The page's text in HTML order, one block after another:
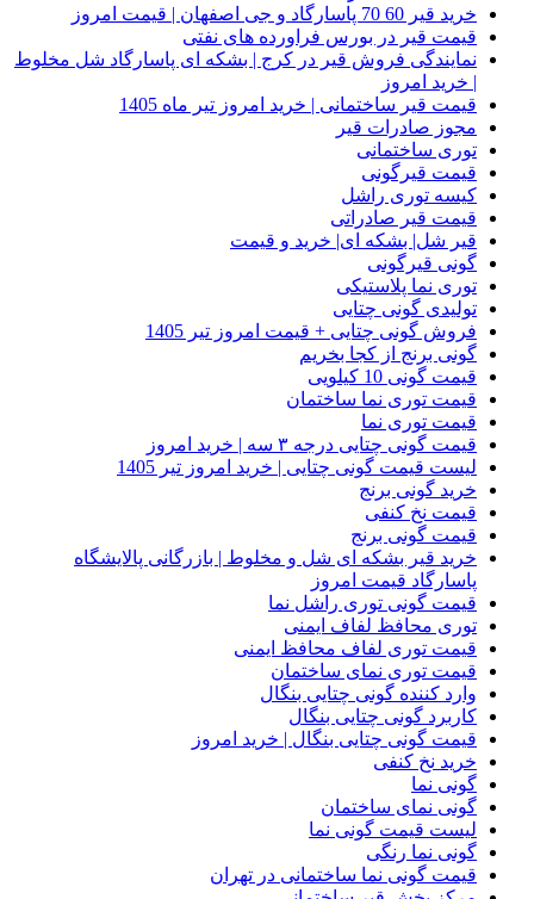
خرید قیر 60 70 پاسارگاد و جی اصفهان | قیمت امروز
قیمت قیر در بورس فراورده های نفتی
نمایندگی فروش قیر در کرج | بشکه ای پاسارگاد شل مخلوط
| خرید امروز
قیمت قیر ساختمانی | خرید امروز تیر ماه 1405
مجوز صادرات قیر
توری ساختمانی
قیمت قیرگونی
کیسه توری راشل
قیمت قیر صادراتی
قیر شل| بشکه ای| خرید و قیمت
گونی قیرگونی
توری نما پلاستیکی
تولیدی گونی چتایی
فروش گونی چتایی + قیمت امروز تیر 1405
گونی برنج از کجا بخریم
قیمت گونی 10 کیلویی
قیمت توری نما ساختمان
قیمت توری نما
قیمت گونی چتایی درجه ۳ سه | خرید امروز
لیست قیمت گونی چتایی | خرید امروز تیر 1405
خرید گونی برنج
قیمت نخ کنفی
قیمت گونی برنج
خرید قیر بشکه ای شل و مخلوط | بازرگانی پالایشگاه
پاسارگاد قیمت امروز
قیمت گونی توری راشل نما
توری محافظ لفاف ایمنی
قیمت توری لفاف محافظ ایمنی
قیمت توری نمای ساختمان
وارد کننده گونی چتایی بنگال
کاربرد گونی چتایی بنگال
قیمت گونی چتایی بنگال | خرید امروز
خرید نخ کنفی
گونی نما
گونی نمای ساختمان
لیست قیمت گونی نما
گونی نما رنگی
قیمت گونی نما ساختمانی در تهران